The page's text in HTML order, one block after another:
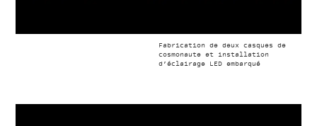
Fabrication de deux casques de
cosmonaute et installation
d’éclairage LED embarqué